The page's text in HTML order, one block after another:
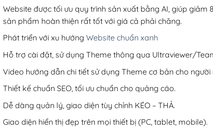
220,000₫.
Website được tối ưu quy trình sản xuất bằng AI, giúp giảm
sản phẩm hoàn thiện rất tốt với giá cả phải chăng.
Phát triển với xu hướng Website chuẩn xanh
Hỗ trợ cài đặt, sử dụng Theme thông qua Ultraviewer/
Video hướng dẫn chi tiết sử dụng Theme cơ bản cho người
Thiết kế chuẩn SEO, tối ưu chuẩn cho quảng cáo.
Dễ dàng quản lý, giao diện tùy chỉnh KÉO – THẢ.
Giao diện hiển thị đẹp trên mọi thiết bị (PC, tablet, mobile).